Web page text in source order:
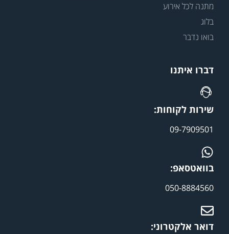
מתנה לכל אירוע
בלוג
בואו נדבר
דברו איתנו
שירות לקוחות:
09-7909501
בוואטסאפ:
050-8884560
דואר אלקטרוני: